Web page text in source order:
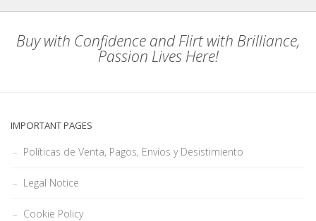
Buy with Confidence and Flirt with Brilliance,
Passion Lives Here!
IMPORTANT PAGES
Políticas de Venta, Pagos, Envíos y Desistimiento
Legal Notice
Cookie Policy